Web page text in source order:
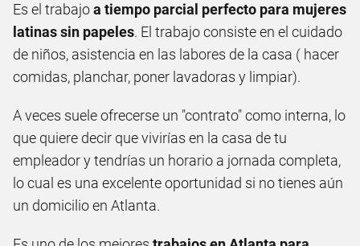
Es el trabajoa tiempo parcial perfecto para mujeres
latinas sin papeles. El trabajo consiste en el cuidado
de niños, asistencia en las labores de la casa ( hacer
comidas, planchar, poner lavadoras y limpiar).
A veces suele ofrecerse un "contrato" como interna, lo
que quiere decir que vivirías en la casa de tu
empleador y tendrías un horario a jornada completa,
lo cual es una excelente oportunidad si no tienes aún
un domicilio en Atlanta.